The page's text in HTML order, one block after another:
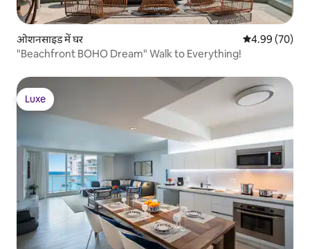
ओशनसाइड में घर औसत रेटिंग 5 में
4.99 (70)
"Beachfront BOHO Dream" Walk to Everything!
Luxe
Luxe